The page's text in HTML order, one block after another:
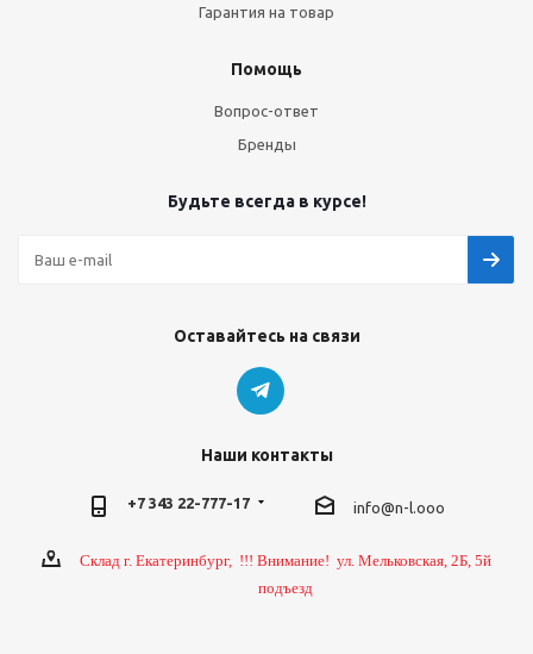
Гарантия на товар
Помощь
Вопрос-ответ
Бренды
Будьте всегда в курсе!
Оставайтесь на связи
Наши контакты
+7 343 22-777-17 info@n-l.ooo
Склад г. Екатеринбург, !!! Внимание! ул. Мельковская, 2Б, 5й
подъезд